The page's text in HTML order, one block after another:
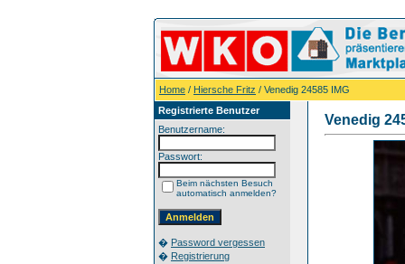
Home / Hiersche Fritz / Venedig 24585 IMG
Registrierte Benutzer
Benutzername:
Passwort:
Beim nächsten Besuch
automatisch anmelden?
� Password vergessen
� Registrierung
Venedig